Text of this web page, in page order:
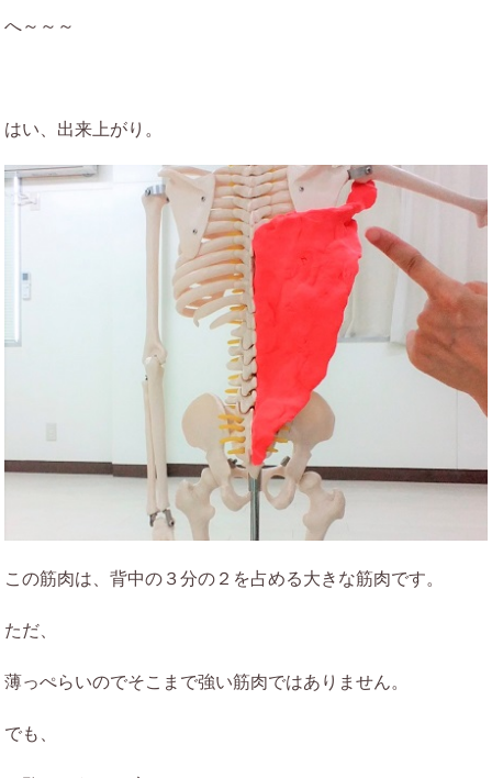
へ～～～
はい、出来上がり。
この筋肉は、背中の３分の２を占める大きな筋肉です。
ただ、
薄っぺらいのでそこまで強い筋肉ではありません。
でも、